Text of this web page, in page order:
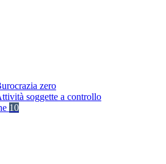
zero
soggette a controllo
10